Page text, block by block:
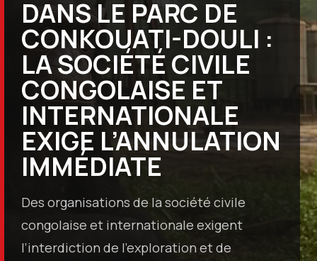
DANS LE PARC DE
CONKOUATI-DOULI :
LA SOCIÉTÉ CIVILE
CONGOLAISE ET
INTERNATIONALE
EXIGE L’ANNULATION
IMMÉDIATE
Des organisations de la société civile
congolaise et internationale exigent
l’interdiction de l’exploration et de